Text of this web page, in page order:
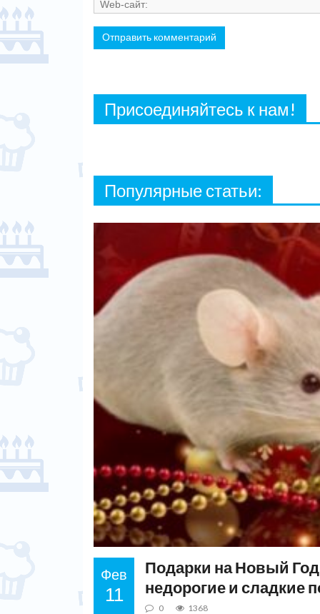
Присоединяйтесь к нам!
Популярные статьи:
Фев
11
Подарки на Новый
недорогие и сладкие
0 1368